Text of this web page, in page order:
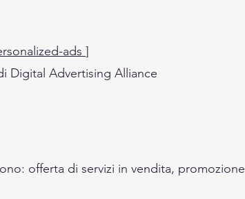
ads ]
Digital Advertising Alliance
offerta di servizi in vendita, promozione